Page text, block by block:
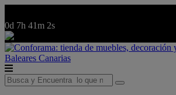
0d 7h 41m 2s
Baleares Canarias